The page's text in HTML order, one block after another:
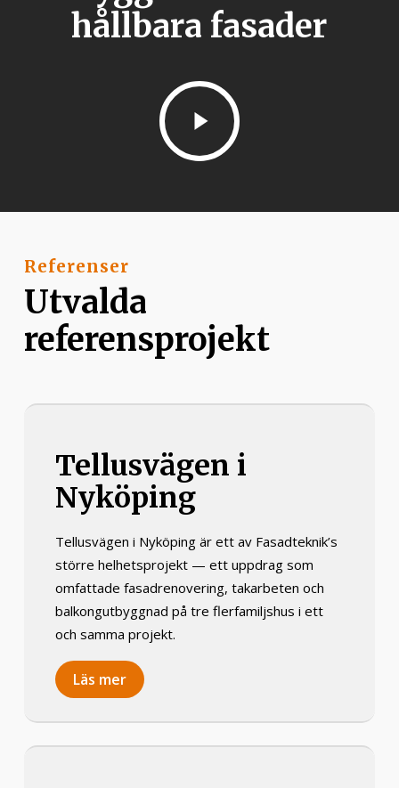
hållbara fasader
Play
Video
Referenser
Utvalda
referensprojekt
Tellusvägen i
Nyköping
Tellusvägen i Nyköping är ett av Fasadteknik’s
större helhetsprojekt — ett uppdrag som
omfattade fasadrenovering, takarbeten och
balkongutbyggnad på tre flerfamiljshus i ett
och samma projekt.
Läs mer